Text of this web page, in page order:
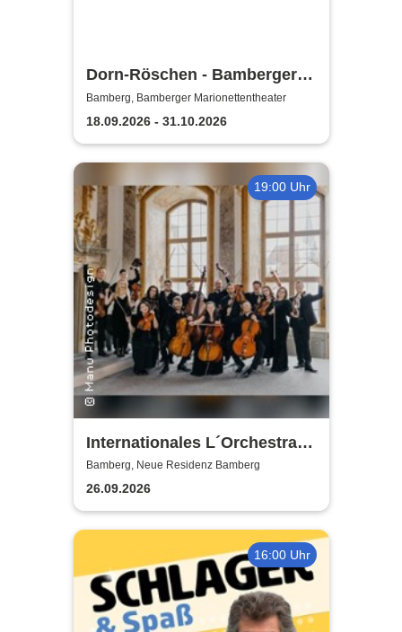
Dorn-Röschen - Bamberger
Marionettentheater
Bamberg, Bamberger Marionettentheater
18.09.2026 - 31.10.2026
19:00 Uhr
Internationales L´Orchestra I
Sedici
Bamberg, Neue Residenz Bamberg
26.09.2026
16:00 Uhr